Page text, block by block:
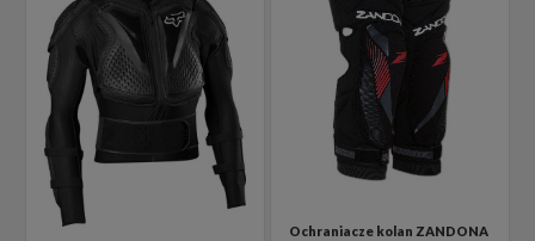
Ochraniacze kolan ZANDONA